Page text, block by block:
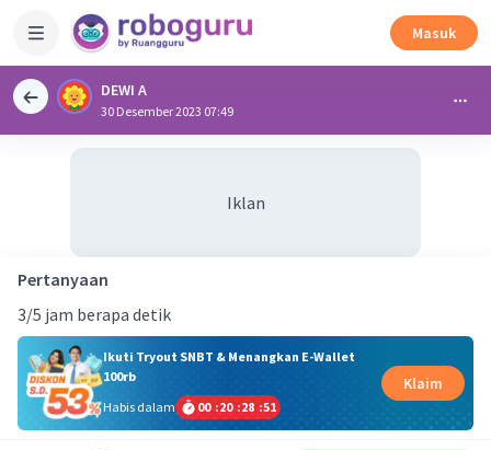
Masuk
DEWI A
30 Desember 2023 07:49
Iklan
Pertanyaan
3/5 jam berapa detik
Ikuti Tryout SNBT & Menangkan E-Wallet
100rb
Habis dalam
00 :20 :28 :51
Klaim